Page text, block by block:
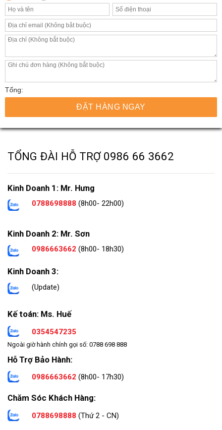
Tổng:
ĐẶT HÀNG NGAY
TỔNG ĐÀI HỖ TRỢ 0986 66 3662
Kinh Doanh 1: Mr. Hưng
0788698888 (8h00- 22h00)
Kinh Doanh 2: Mr. Sơn
0986663662 (8h00- 18h30)
Kinh Doanh 3:
(Update)
Kế toán: Ms. Huế
0354547235
Ngoài giờ hành chính gọi số: 0788 698 888
Hỗ Trợ Bảo Hành:
0986663662 (8h00- 17h30)
Chăm Sóc Khách Hàng:
0788698888 (Thứ 2 - CN)